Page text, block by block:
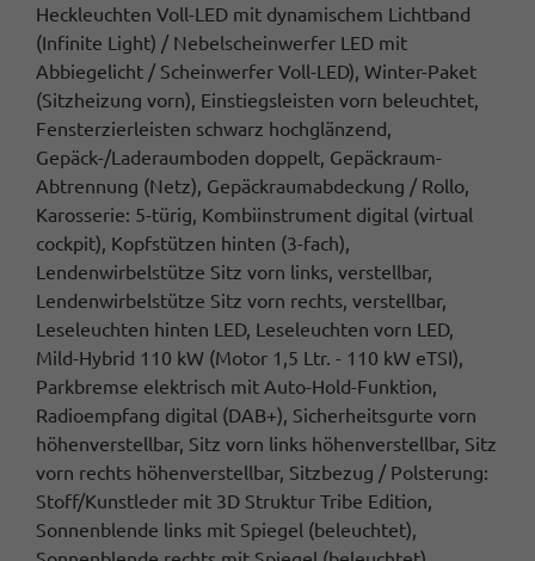
Heckleuchten Voll-LED mit dynamischem Lichtband
(Infinite Light) / Nebelscheinwerfer LED mit
Abbiegelicht / Scheinwerfer Voll-LED), Winter-Paket
(Sitzheizung vorn), Einstiegsleisten vorn beleuchtet,
Fensterzierleisten schwarz hochglänzend,
Gepäck-/Laderaumboden doppelt, Gepäckraum-
Abtrennung (Netz), Gepäckraumabdeckung / Rollo,
Karosserie: 5-türig, Kombiinstrument digital (virtual
cockpit), Kopfstützen hinten (3-fach),
Lendenwirbelstütze Sitz vorn links, verstellbar,
Lendenwirbelstütze Sitz vorn rechts, verstellbar,
Leseleuchten hinten LED, Leseleuchten vorn LED,
Mild-Hybrid 110 kW (Motor 1,5 Ltr. - 110 kW eTSI),
Parkbremse elektrisch mit Auto-Hold-Funktion,
Radioempfang digital (DAB+), Sicherheitsgurte vorn
höhenverstellbar, Sitz vorn links höhenverstellbar, Sitz
vorn rechts höhenverstellbar, Sitzbezug / Polsterung:
Stoff/Kunstleder mit 3D Struktur Tribe Edition,
Sonnenblende links mit Spiegel (beleuchtet),